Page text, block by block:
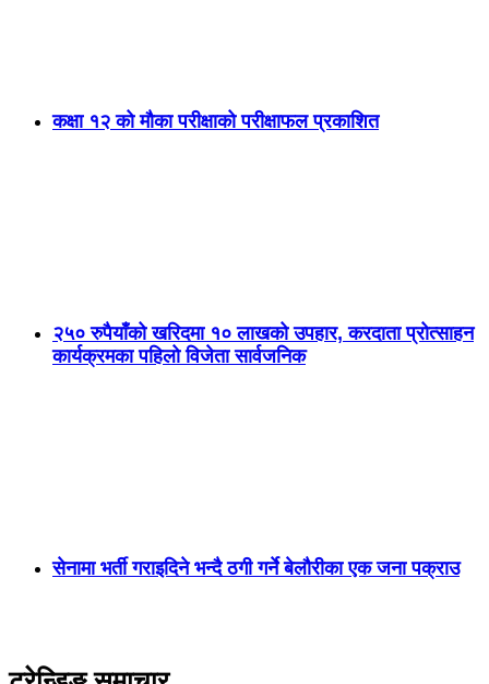
कक्षा १२ को मौका परीक्षाको परीक्षाफल प्रकाशित
२५० रुपैयाँको खरिदमा १० लाखको उपहार, करदाता प्रोत्साहन
कार्यक्रमका पहिलो विजेता सार्वजनिक
सेनामा भर्ती गराइदिने भन्दै ठगी गर्ने बेलौरीका एक जना पक्राउ